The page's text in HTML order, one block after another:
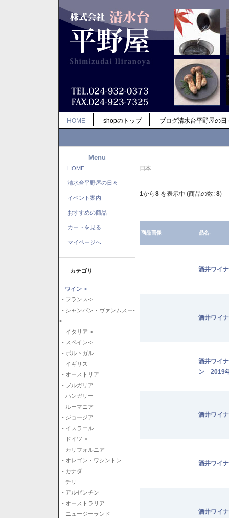
HOME shopのトップ ブログ清水台平野屋の日
Menu
HOME
清水台平野屋の日々
イベント案内
おすすめの商品
カートを見る
マイページへ
カテゴリ
ワイン->
- フランス->
- シャンパン・ヴァンムスー-
>
- イタリア->
- スペイン->
- ポルトガル
- イギリス
- オーストリア
- ブルガリア
- ハンガリー
- ルーマニア
- ジョージア
- イスラエル
- ドイツ->
- カリフォルニア
- オレゴン・ワシントン
- カナダ
- チリ
- アルゼンチン
- オーストラリア
- ニュージーランド
日本
1から8 を表示中 (商品の数: 8)
商品画像 品名-
酒井ワイ
酒井ワイ
酒井ワイ
ン 2019
酒井ワイ
酒井ワイ
酒井ワイ